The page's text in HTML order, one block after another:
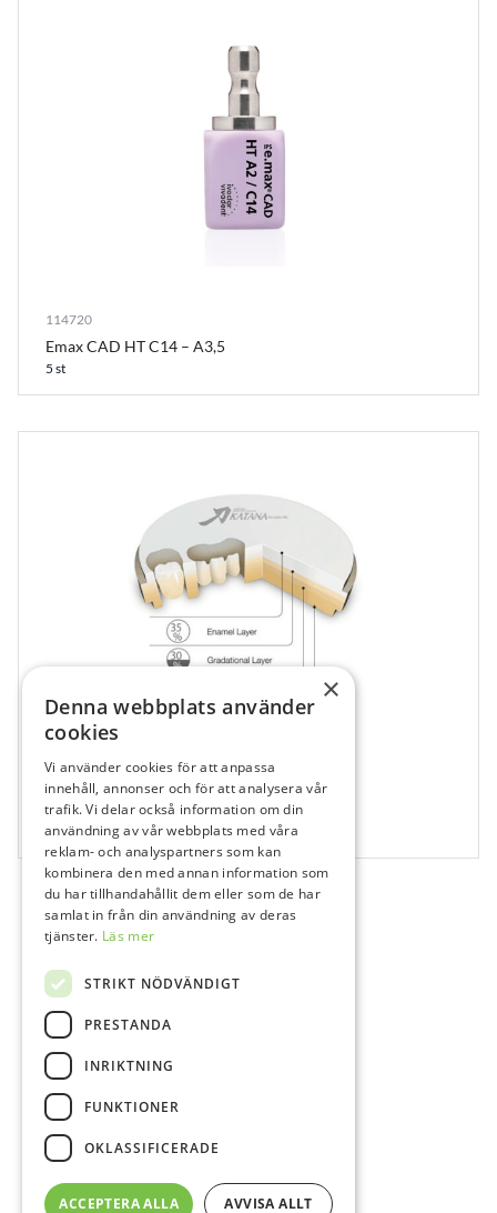
114720
Emax CAD HT C14 – A3,5
5 st
140000
Katana Zr HT 10 Straight /T:10mm
1 st
×
Denna webbplats använder
cookies
Vi använder cookies för att anpassa
innehåll, annonser och för att analysera vår
trafik. Vi delar också information om din
användning av vår webbplats med våra
reklam- och analyspartners som kan
kombinera den med annan information som
du har tillhandahållit dem eller som de har
samlat in från din användning av deras
tjänster. Läs mer
STRIKT NÖDVÄNDIGT
PRESTANDA
INRIKTNING
FUNKTIONER
OKLASSIFICERADE
ACCEPTERA ALLA AVVISA ALLT